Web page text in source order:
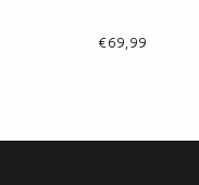
€69,99